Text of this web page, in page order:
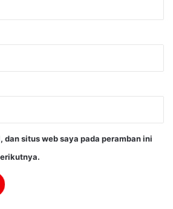
dan situs web saya pada peramban ini